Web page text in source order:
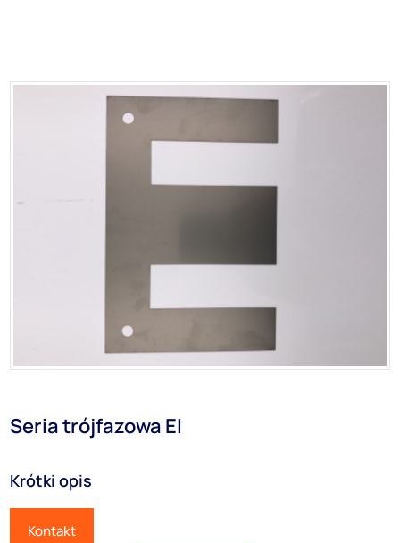
Seria trójfazowa EI
Krótki opis
Kontakt